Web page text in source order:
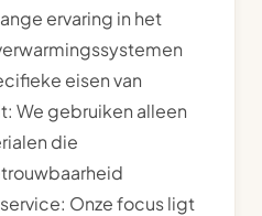
ervaring in het
eisen van
We gebruiken alleen
die
Onze focus ligt